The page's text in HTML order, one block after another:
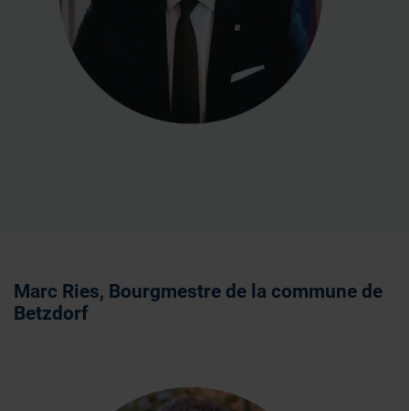
Marc Ries, Bourgmestre de la commune de
Betzdorf